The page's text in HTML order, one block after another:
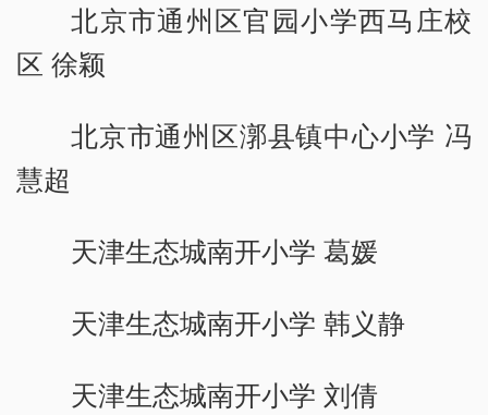
北京市通州区官园小学西马庄校
区 徐颖
北京市通州区漷县镇中心小学 冯
慧超
天津生态城南开小学 葛媛
天津生态城南开小学 韩义静
天津生态城南开小学 刘倩